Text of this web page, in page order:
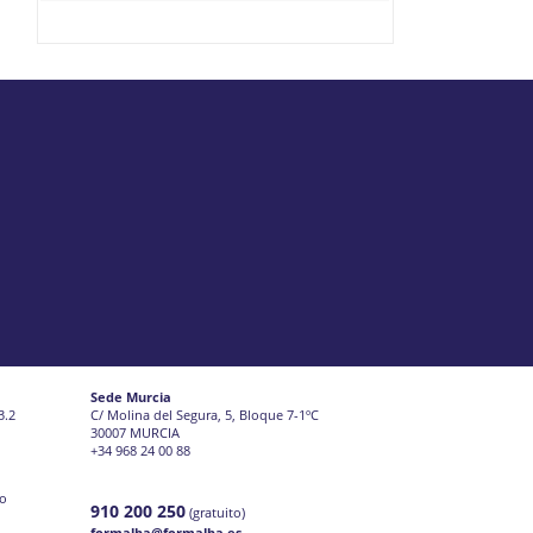
Sede Murcia
C/ Molina del Segura, 5, Bloque 7-1ºC
30007 MURCIA
+34 968 24 00 88
910 200 250 (gratuito)